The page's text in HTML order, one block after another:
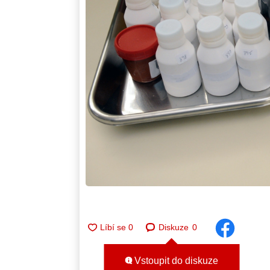
Diskuze 0
Vstoupit do diskuze